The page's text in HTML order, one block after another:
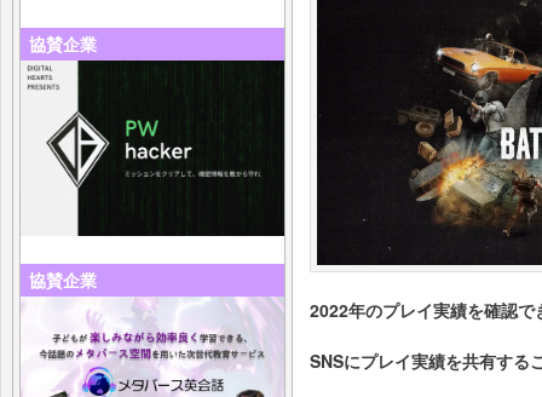
協賛企業
協賛企業
2022年のプレイ実績を確認で
SNSにプレイ実績を共有する